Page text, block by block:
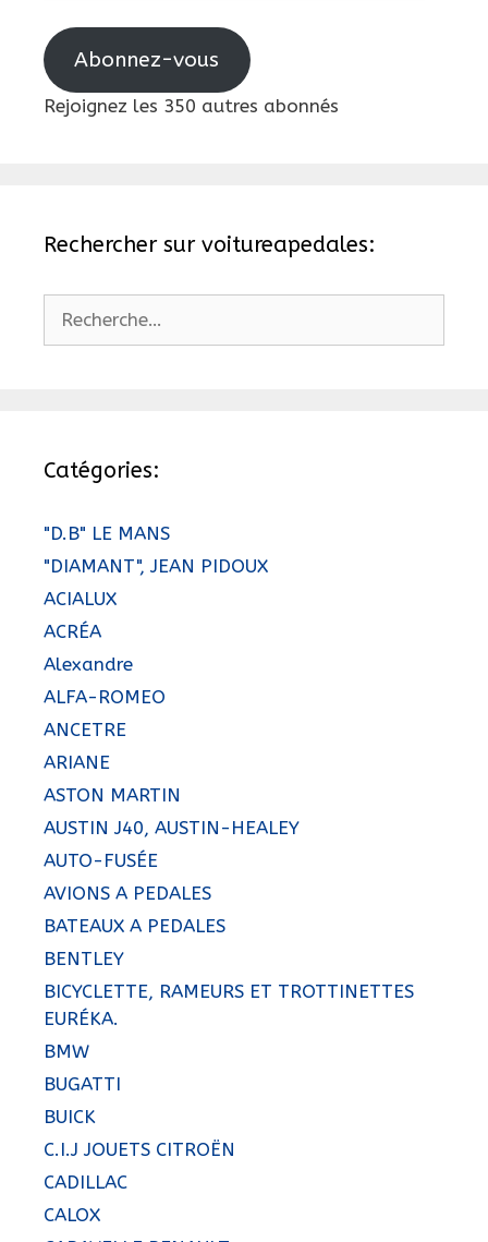
Abonnez-vous
Rejoignez les 350 autres abonnés
Rechercher sur voitureapedales:
Catégories:
"D.B" LE MANS
"DIAMANT", JEAN PIDOUX
ACIALUX
ACRÉA
Alexandre
ALFA-ROMEO
ANCETRE
ARIANE
ASTON MARTIN
AUSTIN J40, AUSTIN-HEALEY
AUTO-FUSÉE
AVIONS A PEDALES
BATEAUX A PEDALES
BENTLEY
BICYCLETTE, RAMEURS ET TROTTINETTES
EURÉKA.
BMW
BUGATTI
BUICK
C.I.J JOUETS CITROËN
CADILLAC
CALOX